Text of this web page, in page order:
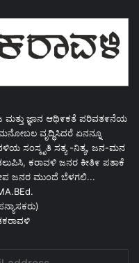
ಜ್ಞಾನ ಆಥಿ೯ಕತೆ ಪರಿವತ೯ನೆಯ
ವೃದ್ಧಿಸಿದರೆ ಏನನ್ನೂ
ಸಂಸ್ಕೃತಿ ಸತ್ಯ -ನಿತ್ಯ, ಜನ-ಮನ
ಕರಾವಳಿ ಜನರ ಕೀತಿ೯ ಪತಾಕೆ
ದೀಪ ಜನರ ಮುಂದೆ ಬೆಳಗಲಿ...